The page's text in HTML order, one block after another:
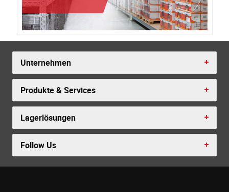
Unternehmen
Produkte & Services
Lagerlösungen
Follow Us